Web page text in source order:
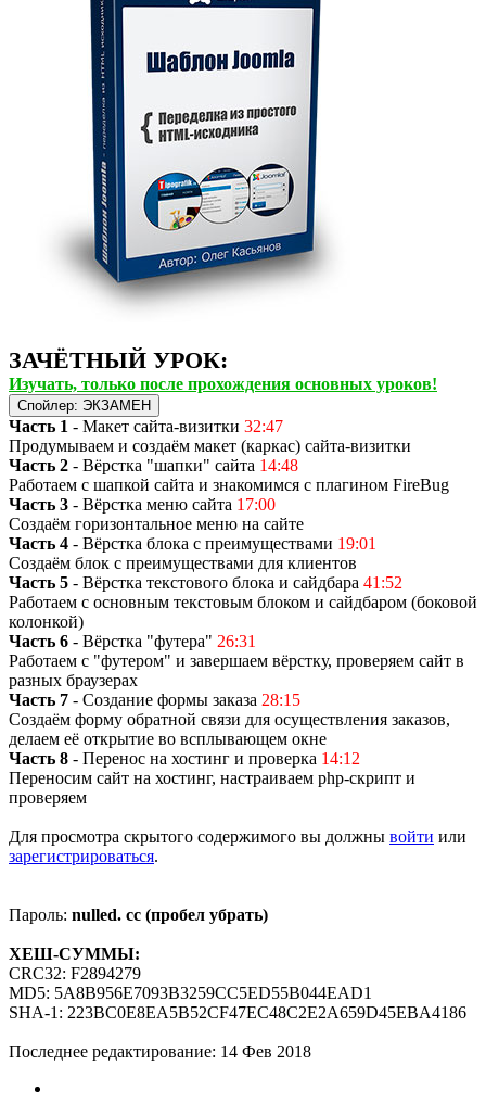
ЗАЧЁТНЫЙ УРОК:
Изучать, только после прохождения основных уроков!
Спойлер: ЭКЗАМЕН
Часть 1 - Макет сайта-визитки 32:47
Продумываем и создаём макет (каркас) сайта-визитки
Часть 2 - Вёрстка "шапки" сайта 14:48
Работаем с шапкой сайта и знакомимся с плагином FireBug
Часть 3 - Вёрстка меню сайта 17:00
Создаём горизонтальное меню на сайте
Часть 4 - Вёрстка блока с преимуществами 19:01
Создаём блок с преимуществами для клиентов
Часть 5 - Вёрстка текстового блока и сайдбара 41:52
Работаем с основным текстовым блоком и сайдбаром (боковой
колонкой)
Часть 6 - Вёрстка "футера" 26:31
Работаем с "футером" и завершаем вёрстку, проверяем сайт в
разных браузерах
Часть 7 - Создание формы заказа 28:15
Создаём форму обратной связи для осуществления заказов,
делаем её открытие во всплывающем окне
Часть 8 - Перенос на хостинг и проверка 14:12
Переносим сайт на хостинг, настраиваем php-скрипт и
проверяем
Для просмотра скрытого содержимого вы должны войти или
зарегистрироваться.
Пароль: nulled. cc (пробел убрать)
ХЕШ-СУММЫ:
CRC32: F2894279
MD5: 5A8B956E7093B3259CC5ED55B044EAD1
SHA-1: 223BC0E8EA5B52CF47EC48C2E2A659D45EBA4186
Последнее редактирование: 14 Фев 2018